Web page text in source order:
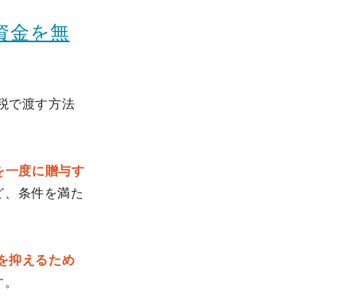
金を無
で渡す方法
一度に贈与す
条件を満た
抑えるため